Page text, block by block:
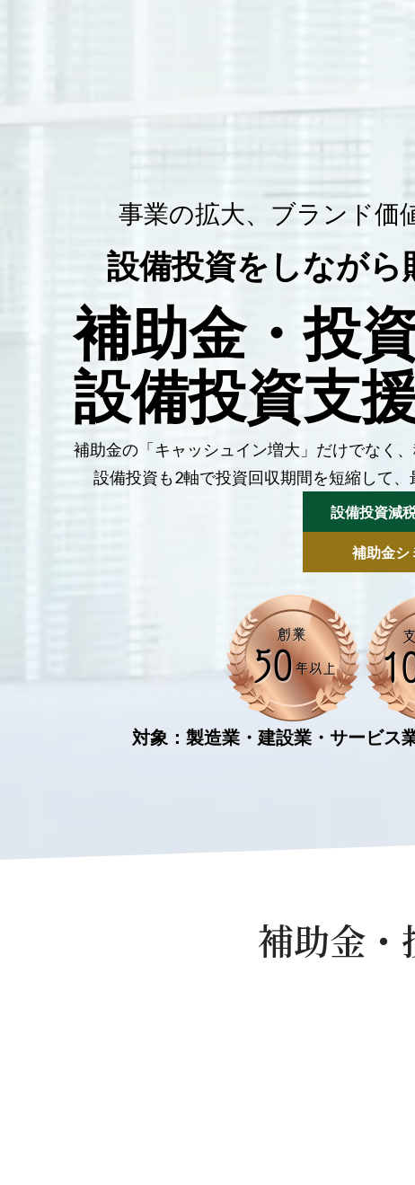
事業の拡大、ブランド価
設備投資をしながら
補助金・投
設備投資支
補助金の「キャッシュイン増大」だけでなく
設備投資も2軸で投資回収期間を短縮して
設備投資減
補助金シ
対象：製造業・建設業・サービス
補助金・